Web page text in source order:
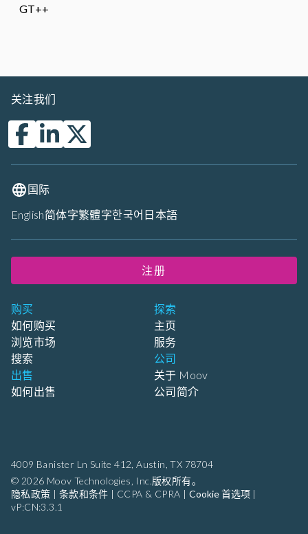
GT++
4009 Banister Ln Suite 412, Austin, TX 78704
© 2026 Moov Technologies, Inc.版权所有。
隐私政策 | 条款和条件 | CCPA & CPRA | Cookie 首选项|
vP:CN:3.3.1
购买
如何购买
浏览市场
搜索
出售
如何出售
探索
主页
服务
公司
关于 Moov
公司简介
关注我们
国际
English简体字繁體字한국어 日本語
注册